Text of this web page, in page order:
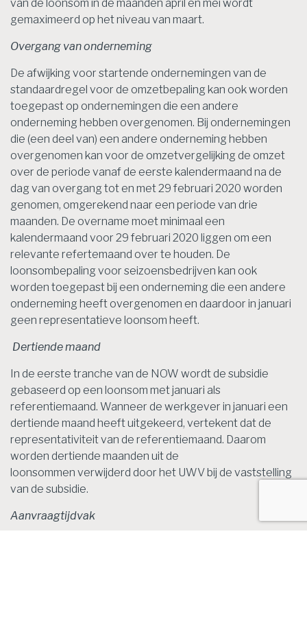
van de loonsom in de maanden april en mei wordt
gemaximeerd op het niveau van maart.
Overgang van onderneming
De afwijking voor startende ondernemingen van de
standaardregel voor de omzetbepaling kan ook worden
toegepast op ondernemingen die een andere
onderneming hebben overgenomen. Bij ondernemingen
die (een deel van) een andere onderneming hebben
overgenomen kan voor de omzetvergelijking de omzet
over de periode vanaf de eerste kalendermaand na de
dag van overgang tot en met 29 februari 2020 worden
genomen, omgerekend naar een periode van drie
maanden. De overname moet minimaal een
kalendermaand voor 29 februari 2020 liggen om een
relevante refertemaand over te houden. De
loonsombepaling voor seizoensbedrijven kan ook
worden toegepast bij een onderneming die een andere
onderneming heeft overgenomen en daardoor in januari
geen representatieve loonsom heeft.
Dertiende maand
In de eerste tranche van de NOW wordt de subsidie
gebaseerd op een loonsom met januari als
referentiemaand. Wanneer de werkgever in januari een
dertiende maand heeft uitgekeerd, vertekent dat de
representativiteit van de referentiemaand. Daarom
worden dertiende maanden uit de
loonsommen verwijderd door het UWV bij de vaststelling
van de subsidie.
Aanvraagtijdvak